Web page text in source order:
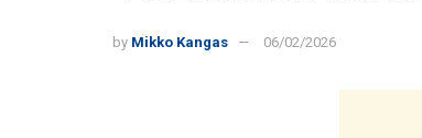
by Mikko Kangas 06/02/2026